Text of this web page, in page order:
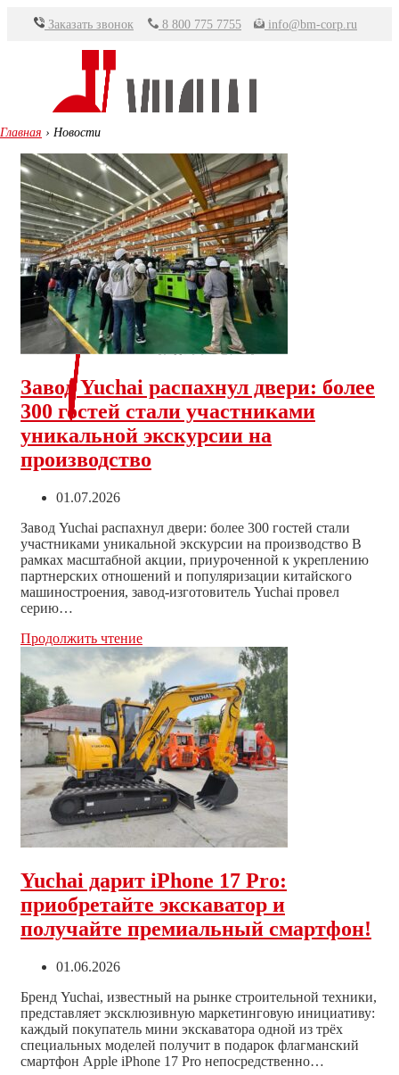
Перейти
Заказать звонок 8 800 775 7755 info@bm-corp.ru
Главная › Новости
Завод Yuchai распахнул двери: более
300 гостей стали участниками
уникальной экскурсии на
производство
Запись
01.07.2026
Завод Yuchai распахнул двери: более 300 гостей стали
участниками уникальной экскурсии на производство В
рамках масштабной акции, приуроченной к укреплению
партнерских отношений и популяризации китайского
машиностроения, завод-изготовитель Yuchai провел
серию…
Продолжить чтениеЗавод
Yuchai
распахнул
двери:
более
300
гостей
стали
участниками
уникальной
экскурсии
на
производство
Yuchai дарит iPhone 17 Pro:
приобретайте экскаватор и
получайте премиальный смартфон!
Запись
01.06.2026
Бренд Yuchai, известный на рынке строительной техники,
представляет эксклюзивную маркетинговую инициативу:
каждый покупатель мини экскаватора одной из трёх
специальных моделей получит в подарок флагманский
смартфон Apple iPhone 17 Pro непосредственно…